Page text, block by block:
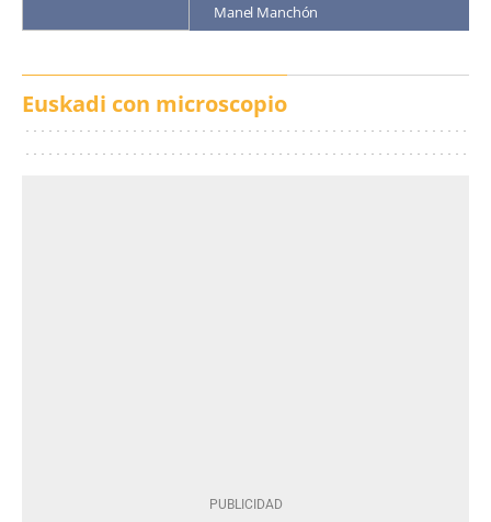
Manel Manchón
Euskadi con microscopio